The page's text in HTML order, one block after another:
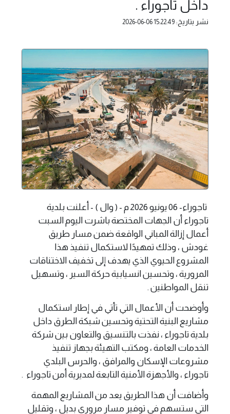
داخل تاجوراء .
نشر بتاريخ: 2026-06-06 15:22:49
تاجوراء- 06 يونيو 2026 م - ( وال ) - أعلنت بلدية
تاجوراء أن الجهات المختصة باشرت اليوم السبت
أعمال إزالة المباني الواقعة ضمن مسار طريق
غودش ، وذلك تمهيدًا لاستكمال تنفيذ هذا
المشروع الحيوي الذي يهدف إلى تخفيف الاختناقات
المرورية ، وتحسين انسيابية حركة السير ، وتسهيل
تنقل المواطنين .
وأوضحت أن الأعمال التي تأتي في إطار استكمال
مشاريع البنية التحتية وتحسين شبكة الطرق داخل
بلدية تاجوراء ، نفذت بالتنسيق والتعاون بين شركة
الخدمات العامة ، ومكتب التهيئة بجهاز تنفيذ
مشروعات الإسكان والمرافق ، والحرس البلدي
تاجوراء ، والأجهزة الأمنية التابعة لمديرية أمن تاجوراء .
وأضافت أن هذا الطريق يعد من المشاريع المهمة
التي ستسهم في توفير مسار مروري بديل ، وتقليل